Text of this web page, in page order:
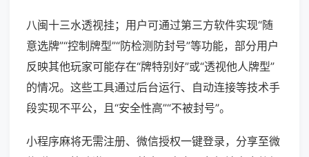
八闽十三水透视挂；用户可通过第三方软件实现“随
意选牌”“控制牌型”“防检测防封号”等功能，部分用户
反映其他玩家可能存在“牌特别好”或“透视他人牌型”
的情况。这些工具通过后台运行、自动连接等技术手
段实现不平公，且“安全性高”“不被封号”。
小程序麻将无需注册、微信授权一键登录，分享至微